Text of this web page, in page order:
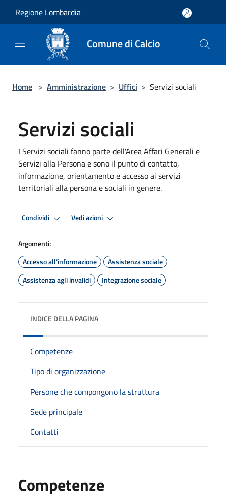
Regione Lombardia
Comune di Calcio
Home > Amministrazione > Uffici > Servizi sociali
Servizi sociali
I Servizi sociali fanno parte dell'Area Affari Generali e
Servizi alla Persona e sono il punto di contatto,
informazione, orientamento e accesso ai servizi
territoriali alla persona e sociali in genere.
Condividi Vedi azioni
Argomenti:
Accesso all'informazione
Assistenza sociale
Assistenza agli invalidi
Integrazione sociale
INDICE DELLA PAGINA
Competenze
Tipo di organizzazione
Persone che compongono la struttura
Sede principale
Contatti
Competenze